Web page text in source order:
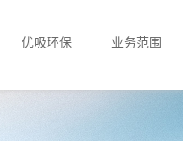
优吸环保 业务范围